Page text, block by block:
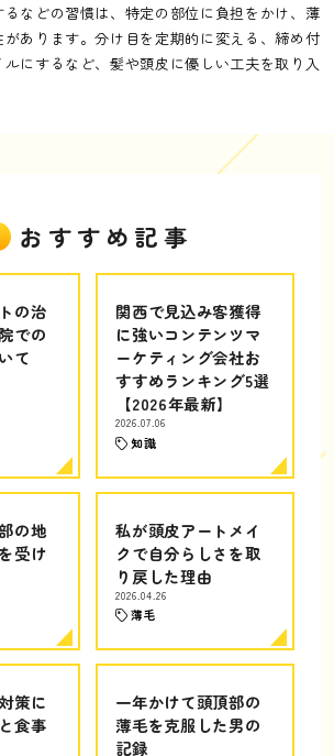
などの習慣は、特定の部位に負担をかけ、薄
あります。分け目を定期的に変える、締め付
にするなど、髪や頭皮に優しい工夫を取り入
おすすめ記事
の治
での
て
関西で見込み客獲得
に強いコンテンツマ
ーケティング会社お
すすめランキング5選
【2026年最新】
2026.07.06
知識
の地
受け
私が頭皮アートメイ
クで自分らしさを取
り戻した理由
2026.04.26
薄毛
策に
食事
一年かけて頭頂部の
薄毛を克服した男の
記録